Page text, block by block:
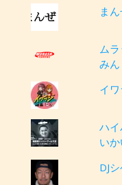
ま
ム
みん
イワ
ハ
いか
DJ